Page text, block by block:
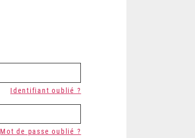
Identifiant oublié ?
Mot de passe oublié ?